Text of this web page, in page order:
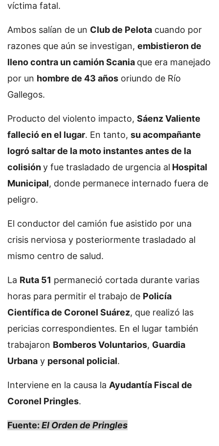
víctima fatal.
Ambos salían de un Club de Pelota cuando por
razones que aún se investigan, embistieron de
lleno contra un camión Scania que era manejado
por un hombre de 43 años oriundo de Río
Gallegos.
Producto del violento impacto, Sáenz Valiente
falleció en el lugar. En tanto, su acompañante
logró saltar de la moto instantes antes de la
colisióny fue trasladado de urgencia al Hospital
Municipal, donde permanece internado fuera de
peligro.
El conductor del camión fue asistido por una
crisis nerviosa y posteriormente trasladado al
mismo centro de salud.
La Ruta 51 permaneció cortada durante varias
horas para permitir el trabajo de Policía
Científica de Coronel Suárez, que realizó las
pericias correspondientes. En el lugar también
trabajaron Bomberos Voluntarios, Guardia
Urbana y personal policial.
Interviene en la causa la Ayudantía Fiscal de
Coronel Pringles.
Fuente: El Orden de Pringles